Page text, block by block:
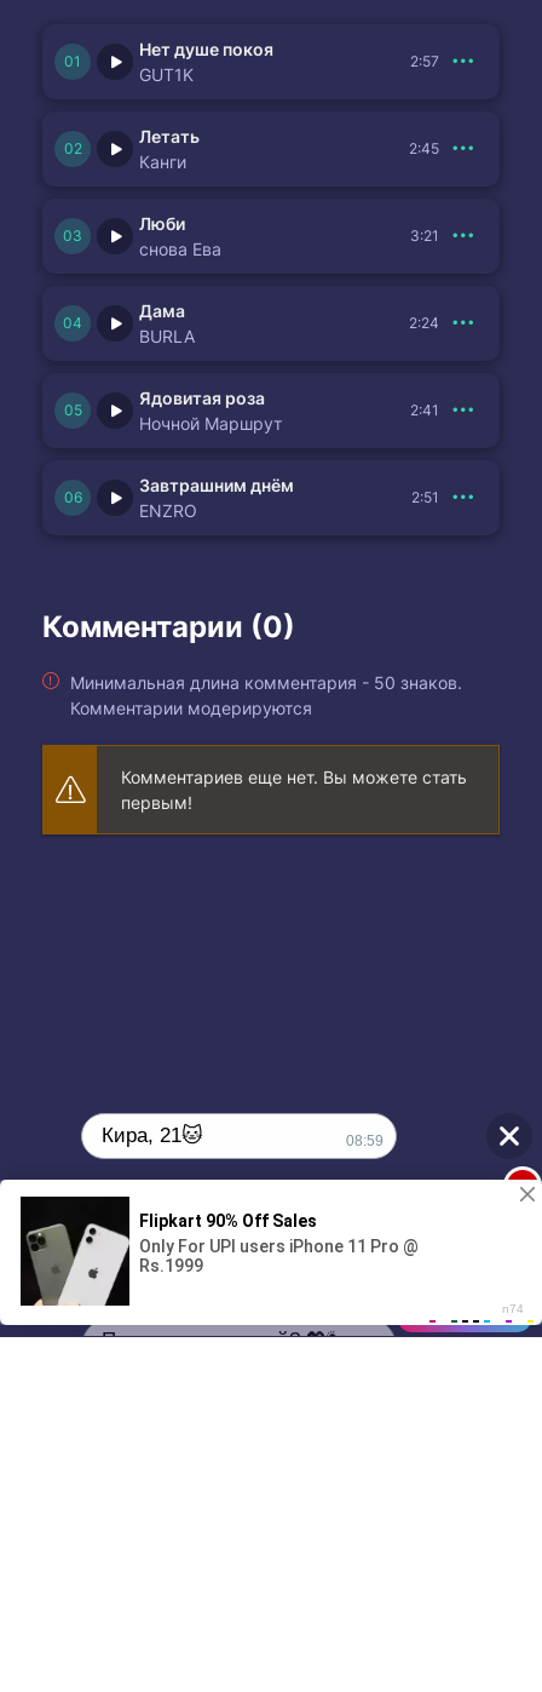
Нет душе покоя
GUT1K
2:57
Летать
Канги
2:45
Люби
снова Ева
3:21
Дама
BURLA
2:24
Ядовитая роза
Ночной Маршрут
2:41
Завтрашним днём
ENZRO
2:51
Комментарии (0)
Минимальная длина комментария - 50 знаков.
Комментарии модерируются
Комментариев еще нет. Вы можете стать
первым!
01/07
00:00
Кира, 21🐱 08:59
Поиграешь со мной? 💖🐾
1